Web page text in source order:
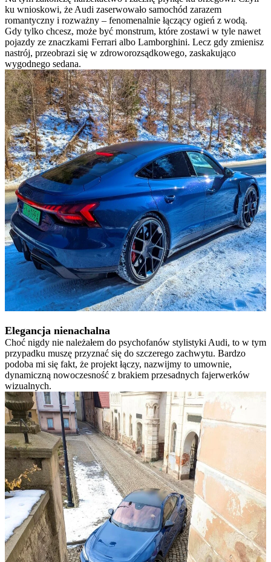
ku wnioskowi, że Audi zaserwowało samochód zarazem
romantyczny i rozważny – fenomenalnie łączący ogień z wodą.
Gdy tylko chcesz, może być monstrum, które zostawi w tyle nawet
pojazdy ze znaczkami Ferrari albo Lamborghini. Lecz gdy zmienisz
nastrój, przeobrazi się w zdroworozsądkowego, zaskakująco
wygodnego sedana.
Elegancja nienachalna
Choć nigdy nie należałem do psychofanów stylistyki Audi, to w tym
przypadku muszę przyznać się do szczerego zachwytu. Bardzo
podoba mi się fakt, że projekt łączy, nazwijmy to umownie,
dynamiczną nowoczesność z brakiem przesadnych fajerwerków
wizualnych.